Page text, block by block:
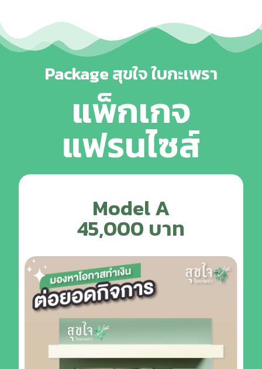
Package สุขใจ ใบกะเพรา
แพ็กเกจ
แฟรนไซส์
Model A
45,000 บาท